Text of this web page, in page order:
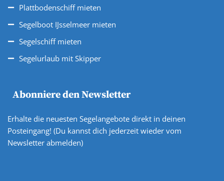
Plattbodenschiff mieten
Segelboot IJsselmeer mieten
Segelschiff mieten
Segelurlaub mit Skipper
Abonniere den Newsletter
Erhalte die neuesten Segelangebote direkt in deinen
Posteingang! (Du kannst dich jederzeit wieder vom
Newsletter abmelden)